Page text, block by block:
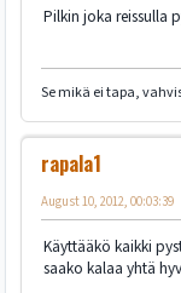
Pilkin joka reissulla
Se mikä ei tapa,
rapala1
August 10, 2012, 00:03:39
Käyttääkö kaikki
saako kalaa yhtä